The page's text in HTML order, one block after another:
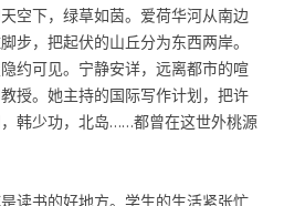
空下，绿草如茵。爱荷华河从南边
步，把起伏的山丘分为东西两岸。
约可见。宁静安详，远离都市的喧
授。她主持的国际写作计划，把许
韩少功，北岛……都曾在这世外桃源
读书的好地方。学生的生活紧张忙